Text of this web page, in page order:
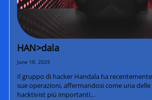
HAN>dala
June 18, 2025
Il gruppo di hacker Handala ha
sue operazioni, affermandosi come una delle
hacktivist più importanti…